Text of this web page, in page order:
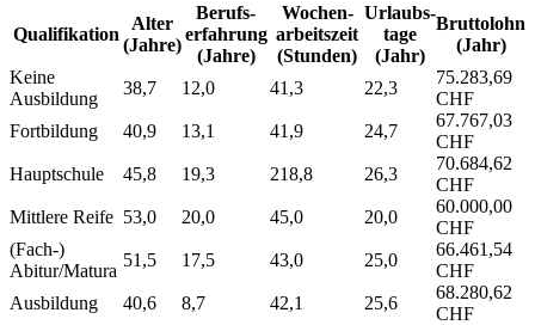
Qualifikation
Alter
(Jahre)
Berufs­
erfahrung
(Jahre)
Wochen­
arbeitszeit
(Stunden)
Urlaubs­
tage
(Jahr)
Bruttolohn
(Jahr)
Keine
Ausbildung
38,7 12,0 41,3 22,3
75.283,69
CHF
Fortbildung
40,9 13,1 41,9 24,7
67.767,03
CHF
Hauptschule
45,8 19,3 218,8 26,3
70.684,62
CHF
Mittlere Reife 53,0 20,0 45,0 20,0
60.000,00
CHF
(Fach-)
Abitur/Matura
51,5 17,5 43,0 25,0
66.461,54
CHF
Ausbildung
40,6 8,7 42,1 25,6
68.280,62
CHF